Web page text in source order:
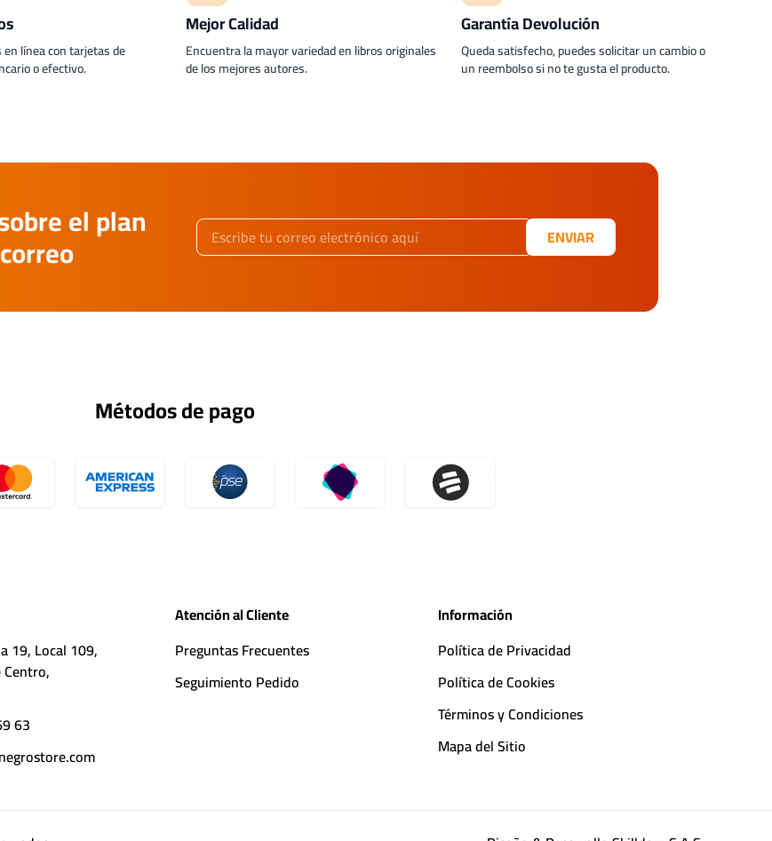
línea con tarjetas de
o efectivo.
Mejor Calidad
Encuentra la mayor variedad en libros originales
de los mejores autores.
Garantía Devolución
Queda satisfecho, puedes solicitar un cambio o
un reembolso si no te gusta el producto.
el plan ENVIAR
Métodos de pago
19, Local 109,
63
Atención al Cliente
Preguntas Frecuentes
Seguimiento Pedido
Información
Política de Privacidad
Política de Cookies
Términos y Condiciones
Mapa del Sitio